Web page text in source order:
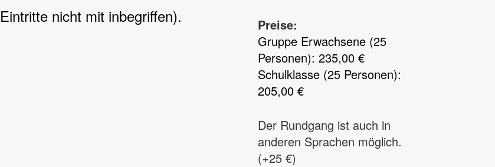
nicht mit inbegriffen).
Preise:
Gruppe Erwachsene (25
Personen): 235,00 €
Schulklasse (25 Personen):
205,00 €
Der Rundgang ist auch in
anderen Sprachen möglich.
(+25 €)